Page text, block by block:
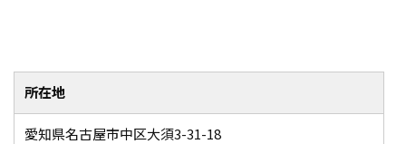
所在地
愛知県名古屋市中区大須3-31-18